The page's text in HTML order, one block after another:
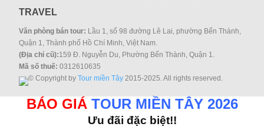
TRAVEL
Văn phòng bán tour: Lầu 1, số 98 đường Lê Lai, phường Bến Thành,
Quận 1, Thành phố Hồ Chí Minh, Việt Nam.
(Địa chỉ cũ):159 Đ. Nguyễn Du, Phường Bến Thành, Quận 1.
Mã số thuế: 0312610635
© Copyright byTour miền Tây 2015-2025. All rights reserved.
BÁO GIÁ TOUR MIỀN TÂY 2026
Ưu đãi đặc biệt!!